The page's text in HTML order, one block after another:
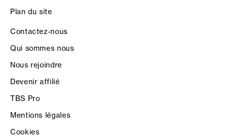
Plan du site
Contactez-nous
Qui sommes nous
Nous rejoindre
Devenir affilié
TBS Pro
Mentions légales
Cookies